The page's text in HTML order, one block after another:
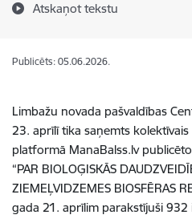
Atskaņot tekstu
Publicēts: 05.06.2026.
Limbažu novada pašvaldības
23. aprīlī tika saņemts
platformā ManaBalss.lv
“PAR BIOLOĢISKĀS
ZIEMEĻVIDZEMES BIOSFĒRAS
gada 21. aprīlim parakstījuši 932